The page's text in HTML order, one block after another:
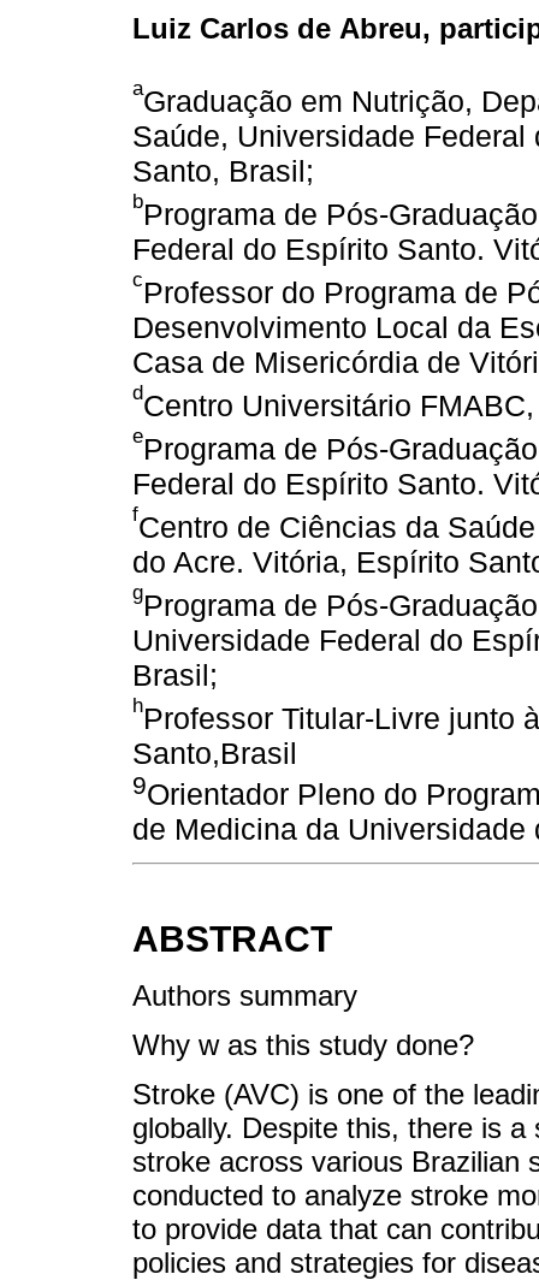
Luiz Carlos de Abreu,
aGraduação em Nutrição,
Saúde, Universidade
Santo, Brasil;
bPrograma de Pós-
Federal do Espírito Santo.
cProfessor do Programa de
Desenvolvimento Local da
Casa de Misericórdia de
dCentro Universitário
ePrograma de Pós-
Federal do Espírito Santo.
fCentro de Ciências da
do Acre. Vitória, Espírito
gPrograma de Pós-
Universidade Federal do
Brasil;
hProfessor Titular-Livre junto
Santo,Brasil
9Orientador Pleno do
de Medicina da
ABSTRACT
Authors summary
Why w as this study done?
Stroke (AVC) is one of the
globally. Despite this, there is
stroke across various Brazilian
conducted to analyze stroke
to provide data that can
policies and strategies for